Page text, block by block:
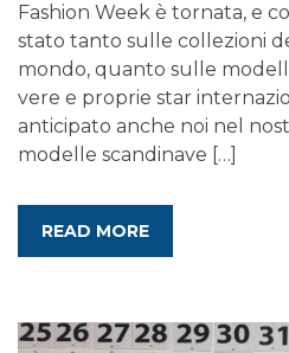
Fashion Week è tornata, e
stato tanto sulle collezioni
mondo, quanto sulle
vere e proprie star
anticipato anche noi nel
modelle scandinave […]
READ MORE